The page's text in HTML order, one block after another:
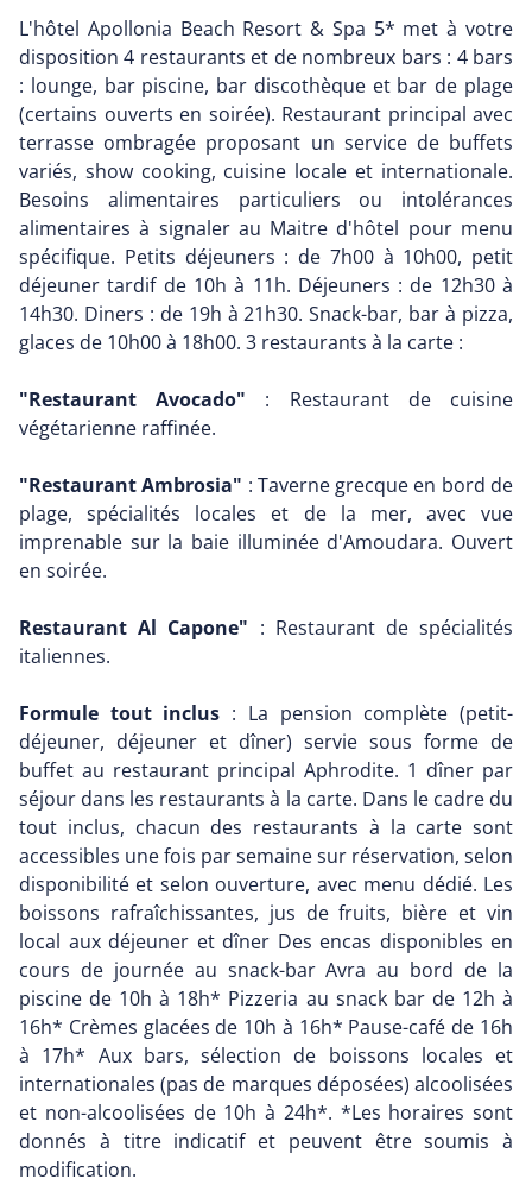
L'hôtel Apollonia Beach Resort & Spa 5* met à votre
disposition 4 restaurants et de nombreux bars : 4 bars
: lounge, bar piscine, bar discothèque et bar de plage
(certains ouverts en soirée). Restaurant principal avec
terrasse ombragée proposant un service de buffets
variés, show cooking, cuisine locale et internationale.
Besoins alimentaires particuliers ou intolérances
alimentaires à signaler au Maitre d'hôtel pour menu
spécifique. Petits déjeuners : de 7h00 à 10h00, petit
déjeuner tardif de 10h à 11h. Déjeuners : de 12h30 à
14h30. Diners : de 19h à 21h30. Snack-bar, bar à pizza,
glaces de 10h00 à 18h00. 3 restaurants à la carte :
"Restaurant Avocado" : Restaurant de cuisine
végétarienne raffinée.
"Restaurant Ambrosia" : Taverne grecque en bord de
plage, spécialités locales et de la mer, avec vue
imprenable sur la baie illuminée d'Amoudara. Ouvert
en soirée.
Restaurant Al Capone" : Restaurant de spécialités
italiennes.
Formule tout inclus : La pension complète (petit-
déjeuner, déjeuner et dîner) servie sous forme de
buffet au restaurant principal Aphrodite. 1 dîner par
séjour dans les restaurants à la carte. Dans le cadre du
tout inclus, chacun des restaurants à la carte sont
accessibles une fois par semaine sur réservation, selon
disponibilité et selon ouverture, avec menu dédié. Les
boissons rafraîchissantes, jus de fruits, bière et vin
local aux déjeuner et dîner Des encas disponibles en
cours de journée au snack-bar Avra au bord de la
piscine de 10h à 18h* Pizzeria au snack bar de 12h à
16h* Crèmes glacées de 10h à 16h* Pause-café de 16h
à 17h* Aux bars, sélection de boissons locales et
internationales (pas de marques déposées) alcoolisées
et non-alcoolisées de 10h à 24h*. *Les horaires sont
donnés à titre indicatif et peuvent être soumis à
modification.